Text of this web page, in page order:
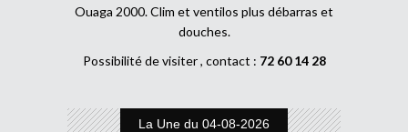
Ouaga 2000. Clim et ventilos plus débarras et
douches.
Possibilité de visiter , contact : 72 60 14 28
La Une du 04-08-2026